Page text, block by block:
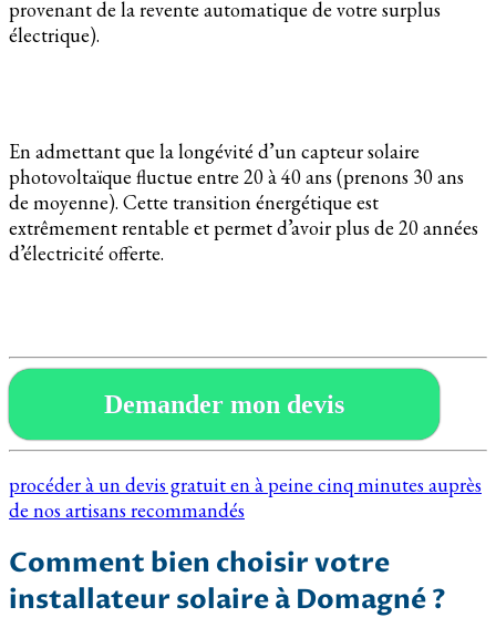
provenant de la revente automatique de votre surplus
électrique).
En admettant que la longévité d’un capteur solaire
photovoltaïque fluctue entre 20 à 40 ans (prenons 30 ans
de moyenne). Cette transition énergétique est
extrêmement rentable et permet d’avoir plus de 20 années
d’électricité offerte.
Demander mon devis
procéder à un devis gratuit en à peine cinq minutes auprès
de nos artisans recommandés
Comment bien choisir votre
installateur solaire à Domagné ?